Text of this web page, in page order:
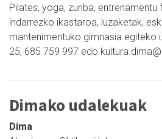
Pilates, yoga, zunba,
indarrezko ikastaroa, luzaketak,
mantenimentuko gimnasia egiteko
25, 685 759 997 edo
Dimako udalekuak
Dima